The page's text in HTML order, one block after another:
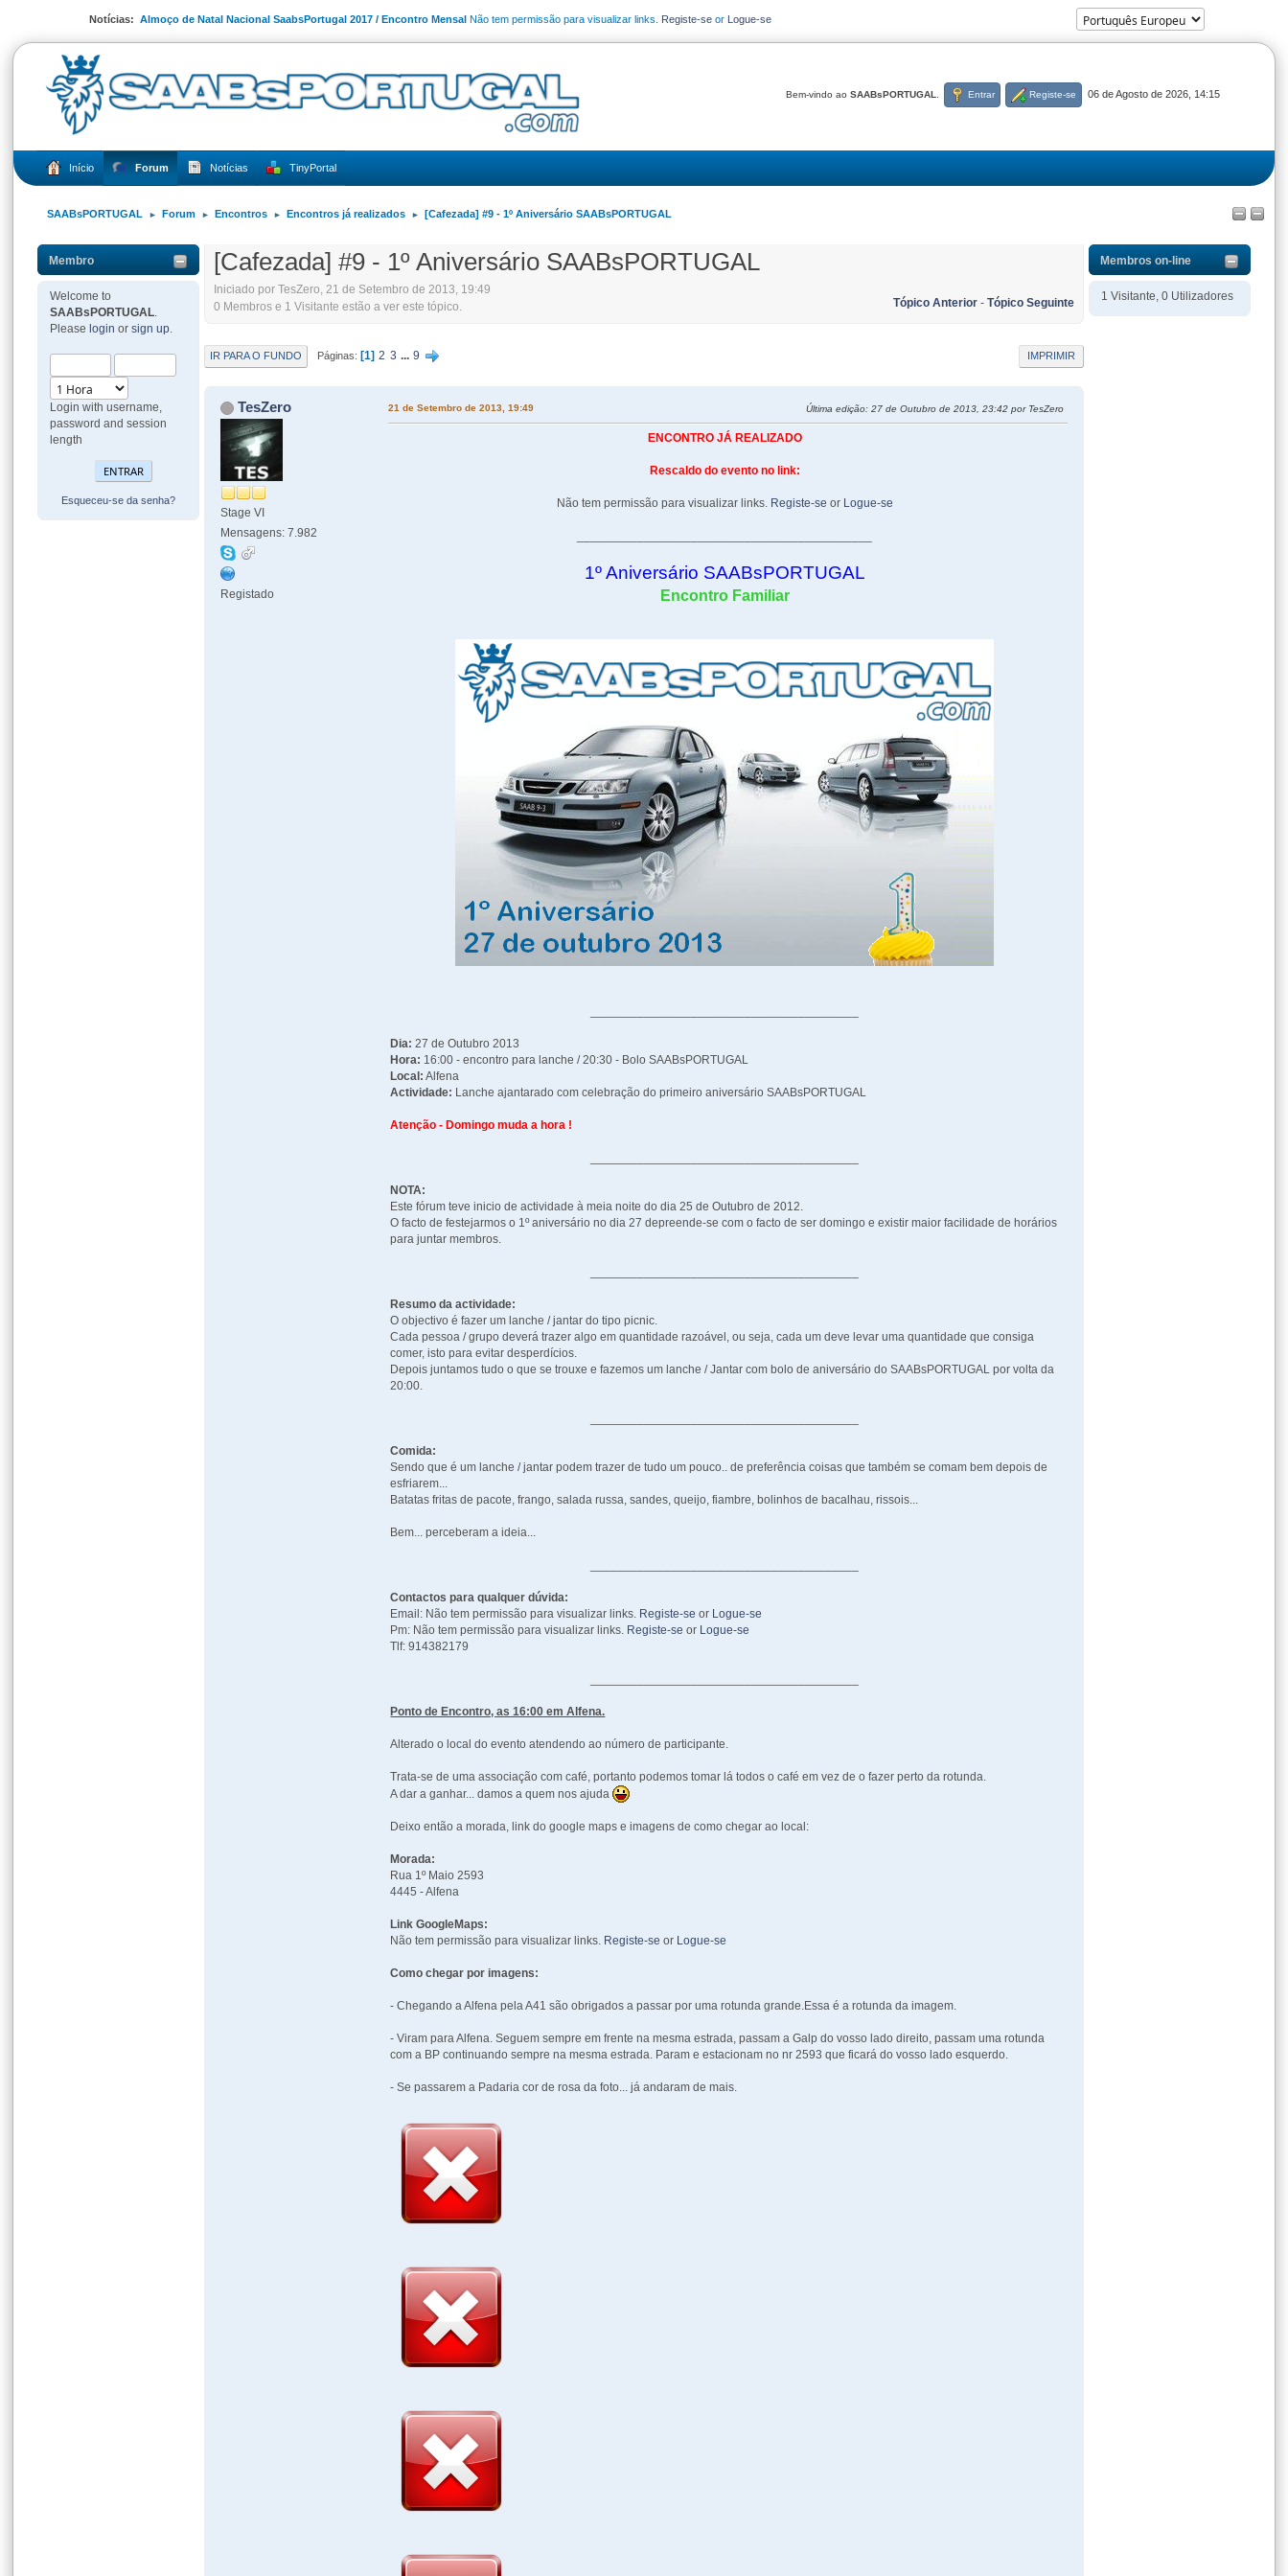
Notícias: Almoço de Natal Nacional SaabsPortugal 2017 / Encontro MensalNão tem permissão para visualizar links. Registe-se or Logue-se
06 de Agosto de 2026, 14:15
Bem-vindo aoSAABsPORTUGAL Entrar Registe-se
Início Forum Notícias TinyPortal
SAABsPORTUGAL ► Forum ► Encontros ► Encontros já realizados ► [Cafezada] #9 - 1º Aniversário SAABsPORTUGAL
Membro
Welcome to
SAABsPORTUGAL.
Please login or sign up.
Login with username,
password and session
length
Esqueceu-se da senha?
Membros on-line
1 Visitante, 0 Utilizadores
[Cafezada] #9 - 1º Aniversário SAABsPORTUGAL
Iniciado por TesZero, 21 de Setembro de 2013, 19:49
Tópico Anterior- Tópico Seguinte
0 Membros e 1 Visitante estão a ver este tópico.
IMPRIMIR
IR PARA O FUNDO Páginas 1 2 3 ... 9
TesZero
Stage VI
Mensagens: 7.982
Registado
21 de Setembro de 2013, 19:49 Última edição: 27 de Outubro de 2013, 23:42 por TesZero
ENCONTRO JÁ REALIZADO
Rescaldo do evento no link:
Não tem permissão para visualizar links. Registe-se or Logue-se
1º Aniversário SAABsPORTUGAL
Encontro Familiar
Dia: 27 de Outubro 2013
Hora: 16:00 - encontro para lanche / 20:30 - Bolo SAABsPORTUGAL
Local: Alfena
Actividade: Lanche ajantarado com celebração do primeiro aniversário SAABsPORTUGAL
Atenção - Domingo muda a hora !
NOTA:
Este fórum teve inicio de actividade à meia noite do dia 25 de Outubro de 2012.
O facto de festejarmos o 1º aniversário no dia 27 depreende-se com o facto de ser domingo e existir maior facilidade de horários
para juntar membros.
Resumo da actividade:
O objectivo é fazer um lanche / jantar do tipo picnic.
Cada pessoa / grupo deverá trazer algo em quantidade razoável, ou seja, cada um deve levar uma quantidade que consiga
comer, isto para evitar desperdícios.
Depois juntamos tudo o que se trouxe e fazemos um lanche / Jantar com bolo de aniversário do SAABsPORTUGAL por volta da
20:00.
Comida:
Sendo que é um lanche / jantar podem trazer de tudo um pouco.. de preferência coisas que também se comam bem depois de
esfriarem...
Batatas fritas de pacote, frango, salada russa, sandes, queijo, fiambre, bolinhos de bacalhau, rissois...
Bem... perceberam a ideia...
Contactos para qualquer dúvida:
Email: Não tem permissão para visualizar links. Registe-se or Logue-se
Pm: Não tem permissão para visualizar links. Registe-se or Logue-se
Tlf: 914382179
Ponto de Encontro, as 16:00 em Alfena.
Alterado o local do evento atendendo ao número de participante.
Trata-se de uma associação com café, portanto podemos tomar lá todos o café em vez de o fazer perto da rotunda.
A dar a ganhar... damos a quem nos ajuda
Deixo então a morada, link do google maps e imagens de como chegar ao local:
Morada:
Rua 1º Maio 2593
4445 - Alfena
Link GoogleMaps:
Não tem permissão para visualizar links. Registe-se or Logue-se
Como chegar por imagens:
- Chegando a Alfena pela A41 são obrigados a passar por uma rotunda grande.Essa é a rotunda da imagem.
- Viram para Alfena. Seguem sempre em frente na mesma estrada, passam a Galp do vosso lado direito, passam uma rotunda
com a BP continuando sempre na mesma estrada. Param e estacionam no nr 2593 que ficará do vosso lado esquerdo.
- Se passarem a Padaria cor de rosa da foto... já andaram de mais.